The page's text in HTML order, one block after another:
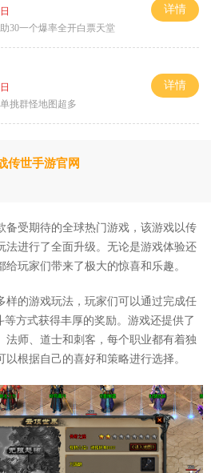
30一个爆率全开白票天堂
详情
挑群怪地图超多
详情
传世手游官网
备受期待的全球热门游戏，该游戏以传
法进行了全面升级。无论是游戏体验还
玩家们带来了极大的惊喜和乐趣。
样的游戏玩法，玩家们可以通过完成任
方式获得丰厚的奖励。游戏还提供了
法师、道士和刺客，每个职业都有着独
根据自己的喜好和策略进行选择。